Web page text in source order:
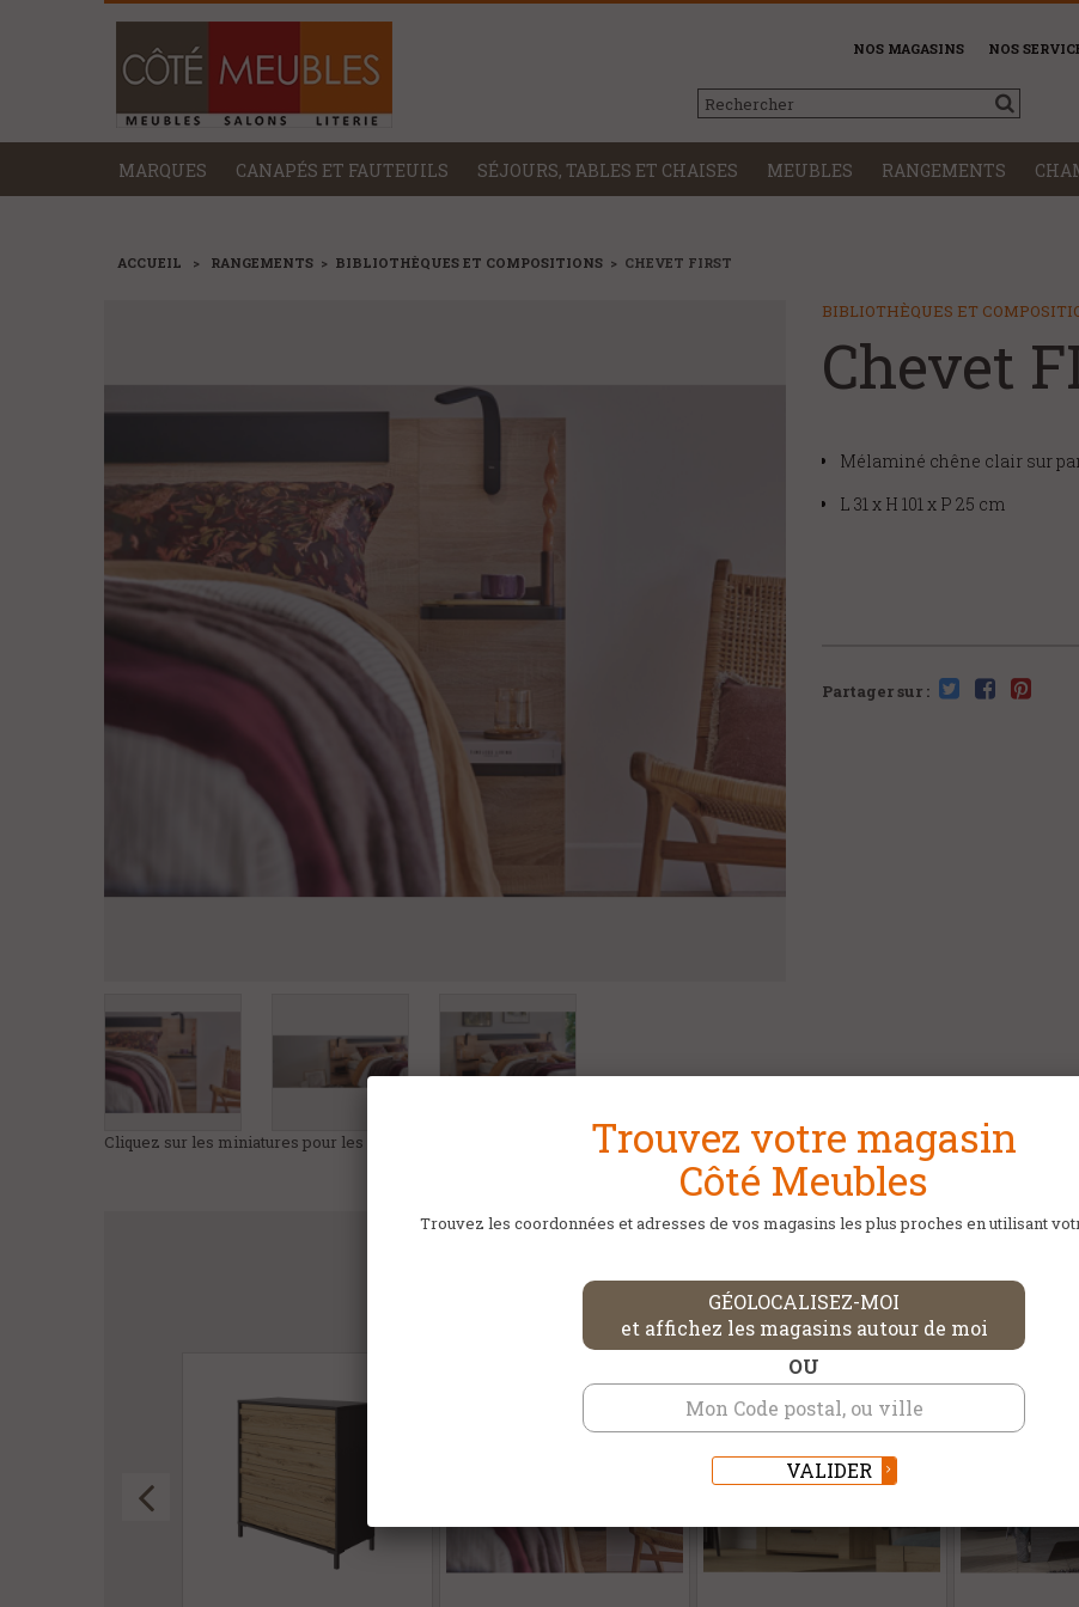
NOS MAGASINS NOS
MARQUES CANAPÉS ET FAUTEUILS SÉJOURS, TABLES ET CHAISES MEUBLES RANGEMENTS
ACCUEIL > RANGEMENTS > BIBLIOTHÈQUES ET COMPOSITIONS > CHEVET FIRST
Cliquez sur les miniatures pour les agrandir
BIBLIOTHÈQUES ET
Chevet
Mélaminé chêne clair sur
L 31 x H 101 x P 25 cm
Partager sur :
DANS LA MÊME CATÉGORIE
Trouvez votre magasin
Côté Meubles
Trouvez les coordonnées et adresses de vos magasins les plus proches en utilisant
GÉOLOCALISEZ-MOI
et affichez les magasins autour de moi
OU
VALIDER